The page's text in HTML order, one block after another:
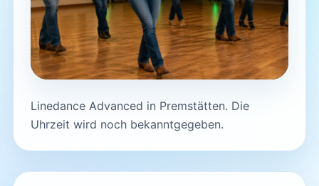
Linedance Advanced in Premstätten. Die
Uhrzeit wird noch bekanntgegeben.